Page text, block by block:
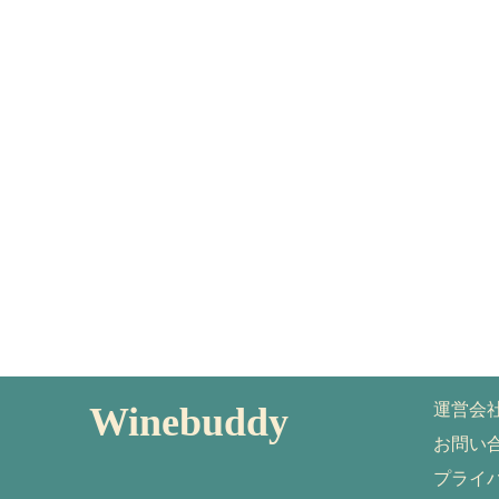
Winebuddy
運営会
お問い
プライ